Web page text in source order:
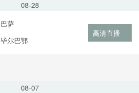
08-28
巴萨
毕尔巴鄂
高清直播
08-07